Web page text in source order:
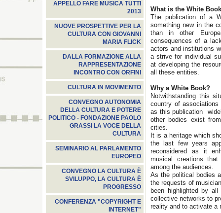
APPELLO FARE MUSICA TUTTI
2013
NUOVE PROSPETTIVE PER LA
CULTURA CON GIOVANNI
MARIA FLICK
DALLA FORMAZIONE ALLA
RAPPRESENTAZIONE
INCONTRO CON ORFINI
CULTURA IN MOVIMENTO
CONVEGNO AUTONOMIA
DELLA CULTURA E POTERE
POLITICO - FONDAZIONE PAOLO
GRASSI LA VOCE DELLA
CULTURA
SEMINARIO AL PARLAMENTO
EUROPEO
CONVEGNO LA CULTURA È
SVILUPPO, LA CULTURA È
PROGRESSO
CONFERENZA "COPYRIGHT E
INTERNET"
What is the White
The publication of a
something new in the
than in other
consequences of a
actors and institutions
a strive for individual
at developing the
all these entities.
Why a White Book?
Notwithstanding this
country of
as this publication
other bodies exist
cities.
It is a heritage which
the last few years
reconsidered as it
musical creations
among the audiences.
As the political bodies
the requests of
been highlighted by
collective networks to
reality and to activate a